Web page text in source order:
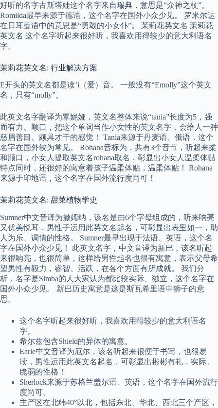
好听的名字古斯塔娃这个名字来自瑞典，意思是“众神之杖”。
Romilda最早来源于德语，这个名字在国外小众少见。 罗米尔达
在日耳曼语中的意思是“勇敢的小女仆”。 茉莉花英文名 茉莉花
英文名 这个名字听起来很好听，我喜欢用得较少的意大利语名
字。
茉莉花英文名: 行业解决方案
E开头的英文名都是读’i（爱）音。 一般没有“Emolly”这个英文
名，只有“molly”。
此英文名字翻译为覃妮娅，英文名整体来说“tania”长度为5，强
而有力、顺口，把这个单词当作小女性的英文名字，会给人一种
慈眉善目、颇具才干的感觉！ Tania来源于丹麦语、俄语，这个
名字在国外较为常见。 Rohana音标为，共有3个音节，听起来柔
和顺口，小女人提取英文名rohana取名，彰显出小女人温柔体贴
特点同时，还很好的寓意着孩子温柔体贴，温柔体贴！ Rohana
来源于印地语，这个名字在国外流行度尚可！
茉莉花英文名: 甜菜植物学史
Sumner中文音译为撒姆纳，该名是由6个字母组成的，听来响亮
又优美悦耳，男性子运用此英文名起名，可彰显出表里如一，助
人为乐、调情的性格。 Sumner最早出现于法语、英语，这个名
字在国外小众少见！ 此英文名字，中文音译为新巴，该名听起
来很响亮，也很简单，这样给男性起名也很有寓意，表示父母希
望男性有毅力，睿智、活跃，在各个方面有所成就。 我们分
析，名字是Simba的人大家认为都比较实际、独立，这个名字在
国外小众少见。 新巴历史寓意是这是斯瓦希里语中狮子的意
思。
这个名字听起来很好听，我喜欢用得较少的意大利语名
字。
希尔兹包含Shield的异体的寓意。
Earle中文音译为厄尔，该名听起来很便于书写，也很易
读，男性运用此英文名起名，可彰显出彬彬有礼，实际、
脆弱的性格！
Sherlock来源于苏格兰盖尔语、英语，这个名字在国外流行
度尚可。
主产区在北纬40°以北，包括东北、华北、西北三个产区，